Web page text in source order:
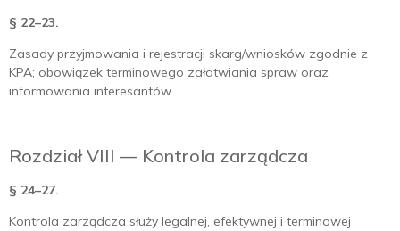
§ 22–23.
Zasady przyjmowania i rejestracji skarg/wniosków zgodnie z
KPA; obowiązek terminowego załatwiania spraw oraz
informowania interesantów.
Rozdział VIII — Kontrola zarządcza
§ 24–27.
Kontrola zarządcza służy legalnej, efektywnej i terminowej